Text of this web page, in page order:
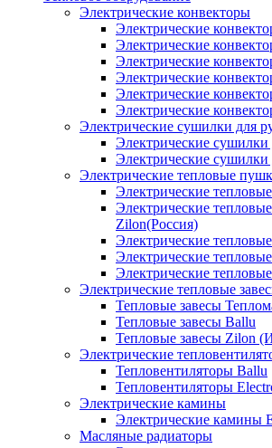
Электрические конвекторы
Электрические
Электрические
Электрические
Электрические
Электрические
Электрические
Электрические сушилки для
Электрические сушилки
Электрические сушилки
Электрические тепловые
Электрические
Электрические
Zilon(Россия)
Электрические
Электрические
Электрические
Электрические тепловые
Тепловые завесы
Тепловые завесы Ballu
Тепловые завесы Zilon
Электрические
Тепловентиляторы Ballu
Тепловентиляторы
Электрические камины
Электрические камины
Масляные радиаторы